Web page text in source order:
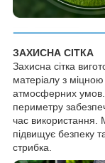
ЗАХИСНА СІТКА
Захисна сітка
матеріалу з міцною
атмосферних умов.
периметру
час використання.
підвищує безпеку
стрибка.